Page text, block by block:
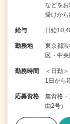
などを
掛けか
給与 日給
勤務地
東京都
区・中
勤務時間
＜日勤
1日から
応募資格
無資格
由2号）